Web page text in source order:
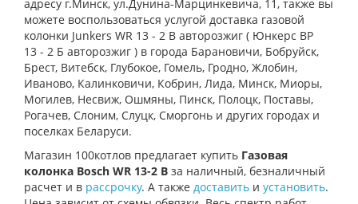
адресу г.Минск, ул.Дунина-Марцинкевича, 11, также вы
можете воспользоваться услугой доставка газовой
колонки Junkers WR 13 - 2 B авторозжиг ( Юнкерс ВР
13 - 2 Б авторозжиг ) в города Барановичи, Бобруйск,
Брест, Витебск, Глубокое, Гомель, Гродно, Жлобин,
Иваново, Калинковичи, Кобрин, Лида, Минск, Миоры,
Могилев, Несвиж, Ошмяны, Пинск, Полоцк, Поставы,
Рогачев, Слоним, Слуцк, Сморгонь и других городах и
поселках Беларуси.
Магазин 100котлов предлагает купить Газовая
колонка Bоsch WR 13-2 В за наличный, безналичный
расчет и в рассрочку. А также доставить и установить.